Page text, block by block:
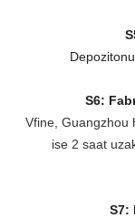
S6:
Vfine, Guangzhou
ise 2 saat
S7: